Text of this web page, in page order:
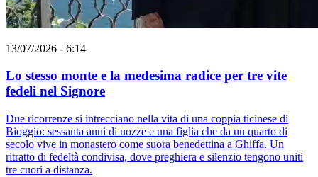
13/07/2026 - 6:14
Lo stesso monte e la medesima radice per tre vite
fedeli nel Signore
Due ricorrenze si intrecciano nella vita di una coppia ticinese di
Bioggio: sessanta anni di nozze e una figlia che da un quarto di
secolo vive in monastero come suora benedettina a Ghiffa. Un
ritratto di fedeltà condivisa, dove preghiera e silenzio tengono uniti
tre cuori a distanza.